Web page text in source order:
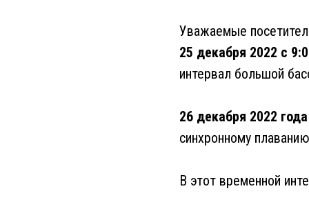
Уважаемые
25 декабря 2022 с
интервал большой
26 декабря 2022
синхронному
В этот временной